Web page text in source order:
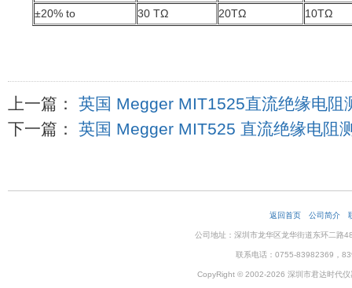
±20% to
30 TΩ 20TΩ 10TΩ
上一篇： 英国 Megger MIT1525直流绝缘电阻
下一篇： 英国 Megger MIT525 直流绝缘电阻
返回首页 公司简介
公司地址：深圳市龙华区龙华街道东环二
联系电话：0755-83982369，
CopyRight © 2002-2026 深圳市君达时代